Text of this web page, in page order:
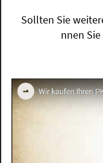
Sollten Sie
nnen